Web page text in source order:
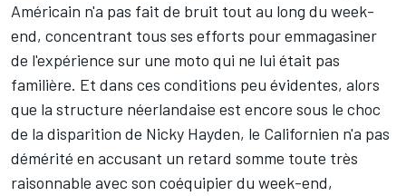
Américain n'a pas fait de bruit tout au long du week-
end, concentrant tous ses efforts pour emmagasiner
de l'expérience sur une moto qui ne lui était pas
familière. Et dans ces conditions peu évidentes, alors
que la structure néerlandaise est encore sous le choc
de la disparition de Nicky Hayden, le Californien n'a pas
démérité en accusant un retard somme toute très
raisonnable avec son coéquipier du week-end,